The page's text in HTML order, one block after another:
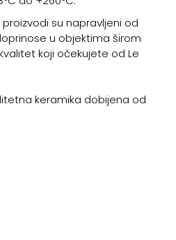
proizvodi su napravljeni od
u objektima širom
koji očekujete od Le
keramika dobijena od